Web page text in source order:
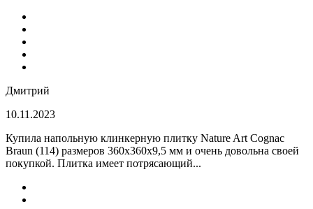
Дмитрий
10.11.2023
Купила напольную клинкерную плитку Nature Art Cognac
Braun (114) размеров 360x360x9,5 мм и очень довольна своей
покупкой. Плитка имеет потрясающий...